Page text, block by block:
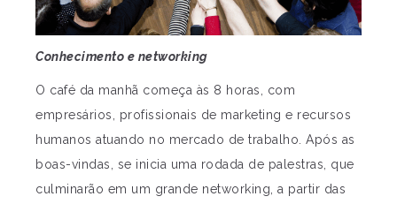
Conhecimento e networking
O café da manhã começa às 8 horas, com
empresários, profissionais de marketing e recursos
humanos atuando no mercado de trabalho. Após as
boas-vindas, se inicia uma rodada de palestras, que
culminarão em um grande networking, a partir das